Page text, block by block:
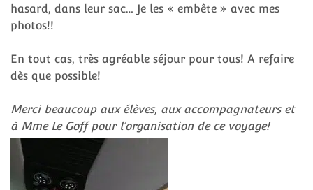
hasard, dans leur sac… Je les « embête » avec mes
photos!!
En tout cas, très agréable séjour pour tous! A refaire
dès que possible!
Merci beaucoup aux élèves, aux accompagnateurs et
à Mme Le Goff pour l’organisation de ce voyage!